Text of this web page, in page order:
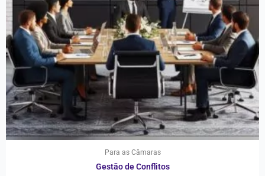
Para as Câmaras
Gestão de Conflitos